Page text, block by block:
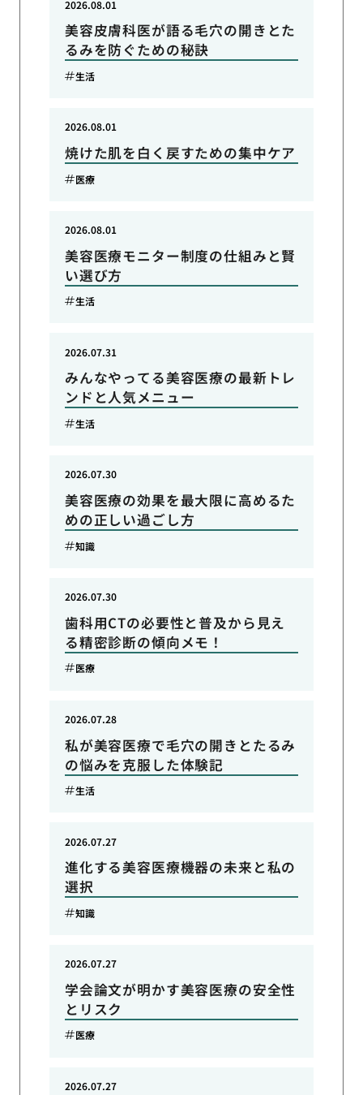
美容皮膚科医が語る毛穴の開きとた
るみを防ぐための秘訣
2026.08.01
生活
焼けた肌を白く戻すための集中ケア
2026.08.01
医療
美容医療モニター制度の仕組みと賢
い選び方
2026.08.01
生活
みんなやってる美容医療の最新トレ
ンドと人気メニュー
2026.07.31
生活
美容医療の効果を最大限に高めるた
めの正しい過ごし方
2026.07.30
知識
歯科用CTの必要性と普及から見え
る精密診断の傾向メモ！
2026.07.30
医療
私が美容医療で毛穴の開きとたるみ
の悩みを克服した体験記
2026.07.28
生活
進化する美容医療機器の未来と私の
選択
2026.07.27
知識
学会論文が明かす美容医療の安全性
とリスク
2026.07.27
医療
2026.07.27